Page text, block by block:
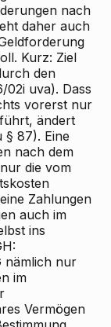
nach
daher auch
Kurz: Ziel
den
02i uva). Dass
vorerst nur
ändert
§ 87). Eine
nach dem
die vom
Zahlungen
auch im
ins
nämlich nur
im
Vermögen